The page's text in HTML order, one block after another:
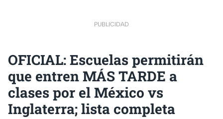
PUBLICIDAD
OFICIAL: Escuelas permitirán
que entren MÁS TARDE a
clases por el México vs
Inglaterra; lista completa